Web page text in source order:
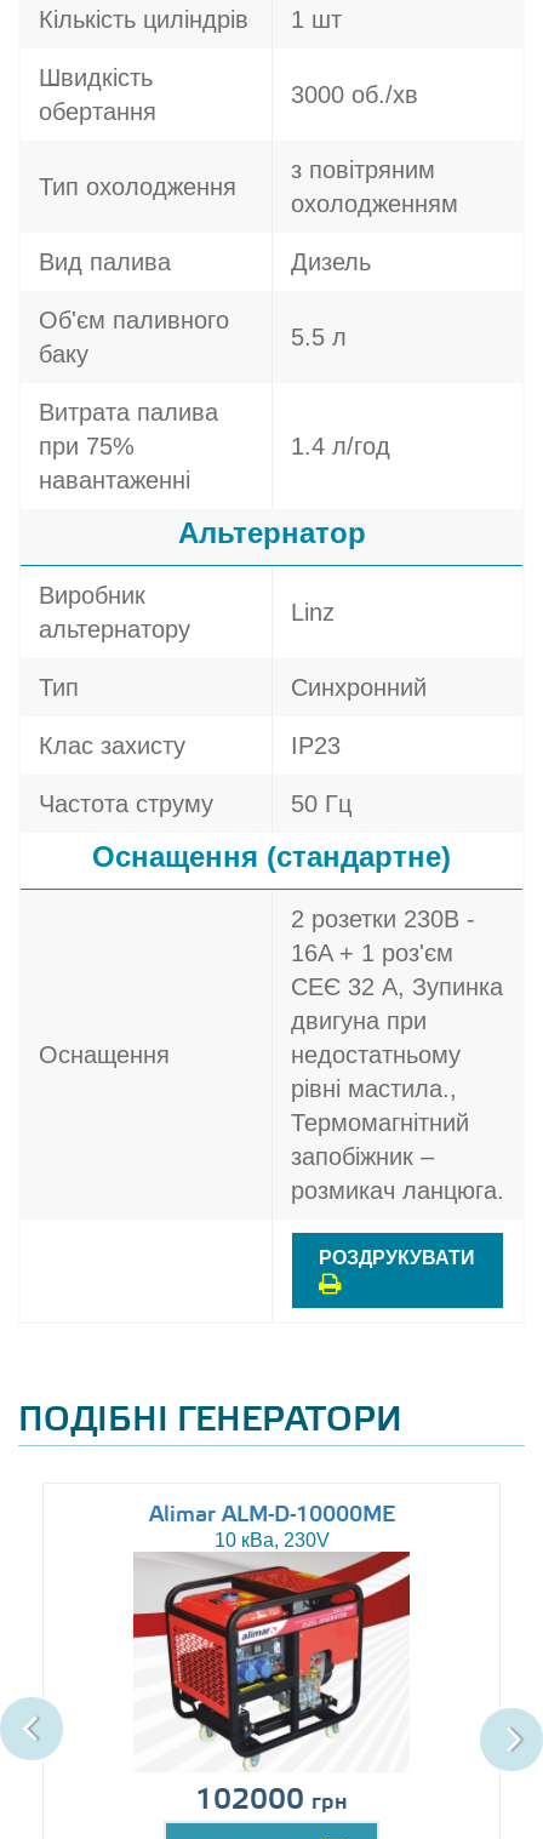
Кількість циліндрів 1 шт
Швидкість
обертання
3000 об./хв
Тип охолодження
з повітряним
охолодженням
Вид палива Дизель
Об'єм паливного
баку
5.5 л
Витрата палива
при 75%
навантаженні
1.4 л/год
Альтернатор
Виробник
альтернатору
Linz
Тип Синхронний
Клас захисту IP23
Частота струму 50 Гц
Оснащення (стандартне)
Оснащення
2 розетки 230В -
16A + 1 роз'єм
СЕЄ 32 A, Зупинка
двигуна при
недостатньому
рівні мастила.,
Термомагнітний
запобіжник –
розмикач ланцюга.
РОЗДРУКУВАТИ
ПОДІБНІ ГЕНЕРАТОРИ
Alimar ALM-D-10000ME
10 кВа, 230V
102000 грн